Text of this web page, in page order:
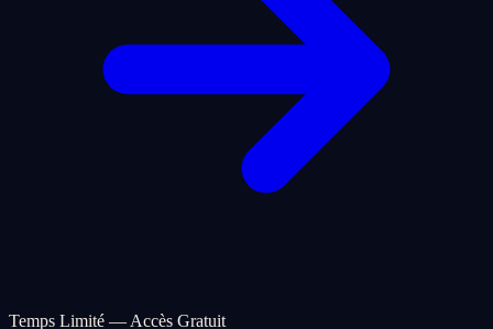
Temps Limité — Accès Gratuit